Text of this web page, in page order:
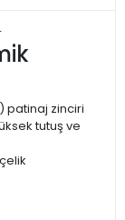
patinaj zinciri
tutuş ve